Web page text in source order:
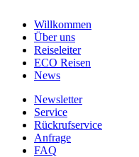
Willkommen
Über uns
Reiseleiter
ECO Reisen
News
Newsletter
Service
Rückrufservice
Anfrage
FAQ